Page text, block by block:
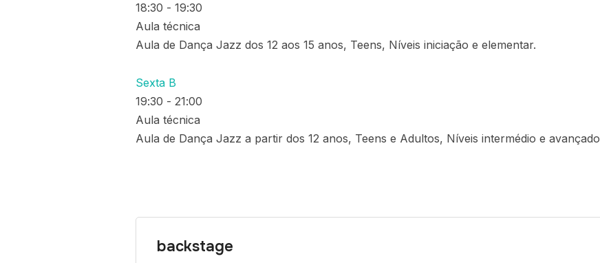
18:30 - 19:30
Aula técnica
Aula de Dança Jazz dos 12 aos 15 anos, Teens, Níveis iniciação e elementar.
Sexta B
19:30 - 21:00
Aula técnica
Aula de Dança Jazz a partir dos 12 anos, Teens e Adultos, Níveis intermédio e avançado
backstage